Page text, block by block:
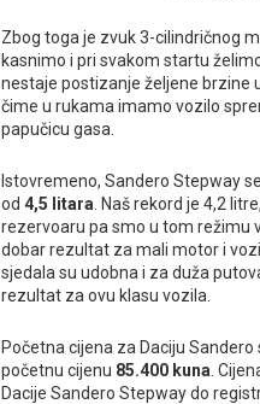
Zbog toga je zvuk 3-cilindričnog
kasnimo i pri svakom startu
nestaje postizanje željene brzine
čime u rukama imamo vozilo
papučicu gasa.
Istovremeno, Sandero Stepway
od 4,5 litara . Naš rekord je 4,2
rezervoaru pa smo u tom režimu
dobar rezultat za mali motor i
sjedala su udobna i za duža
rezultat za ovu klasu vozila.
Početna cijena za Daciju
početnu cijenu 85.400 kuna .
Dacije Sandero Stepway do